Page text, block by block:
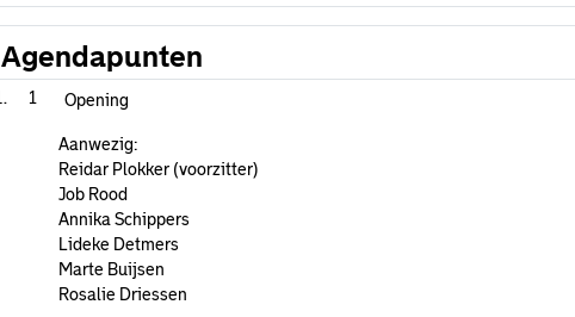
Agendapunten
1 Opening
Aanwezig:
Reidar Plokker (voorzitter)
Job Rood
Annika Schippers
Lideke Detmers
Marte Buijsen
Rosalie Driessen